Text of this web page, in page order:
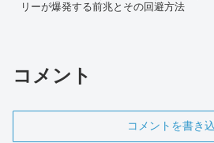
リーが爆発する前兆とその回避方法
コメント
コメントを書き